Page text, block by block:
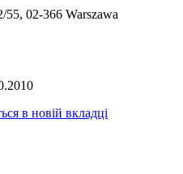
02-366 Warszawa
в новій вкладці